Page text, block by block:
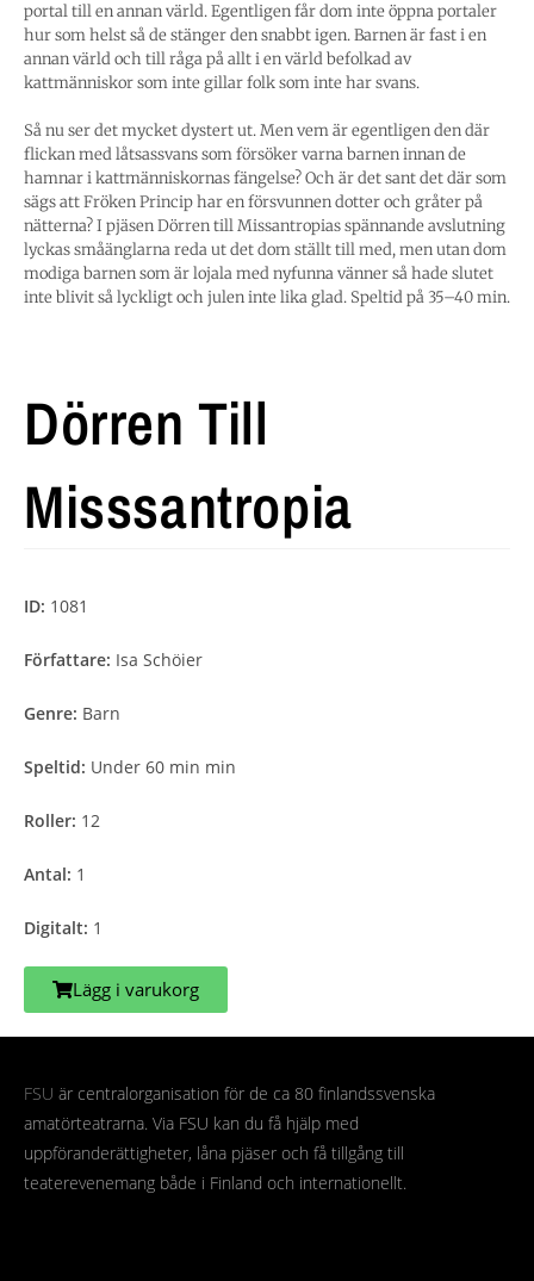
portal till en annan värld. Egentligen får dom inte öppna portaler
hur som helst så de stänger den snabbt igen. Barnen är fast i en
annan värld och till råga på allt i en värld befolkad av
kattmänniskor som inte gillar folk som inte har svans.
Så nu ser det mycket dystert ut. Men vem är egentligen den där
flickan med låtsassvans som försöker varna barnen innan de
hamnar i kattmänniskornas fängelse? Och är det sant det där som
sägs att Fröken Princip har en försvunnen dotter och gråter på
nätterna? I pjäsen Dörren till Missantropias spännande avslutning
lyckas småänglarna reda ut det dom ställt till med, men utan dom
modiga barnen som är lojala med nyfunna vänner så hade slutet
inte blivit så lyckligt och julen inte lika glad. Speltid på 35–40 min.
Dörren Till
Misssantropia
ID: 1081
Författare: Isa Schöier
Genre: Barn
Speltid: Under 60 min min
Roller: 12
Antal: 1
Digitalt: 1
Lägg i varukorg
FSU är centralorganisation för de ca 80 finlandssvenska
amatörteatrarna. Via FSU kan du få hjälp med
uppföranderättigheter, låna pjäser och få tillgång till
teaterevenemang både i Finland och internationellt.